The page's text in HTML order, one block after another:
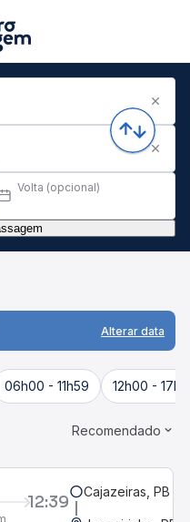
Volta (opcional)
Alterar data
06h00 - 11h59 12h00 -
Recomendado
12:39 Cajazeiras, PB